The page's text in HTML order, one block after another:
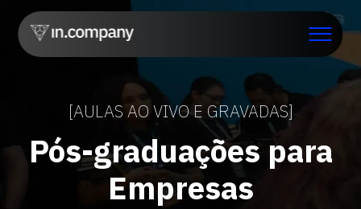
[AULAS AO VIVO E GRAVADAS]
Pós-graduações para
Empresas